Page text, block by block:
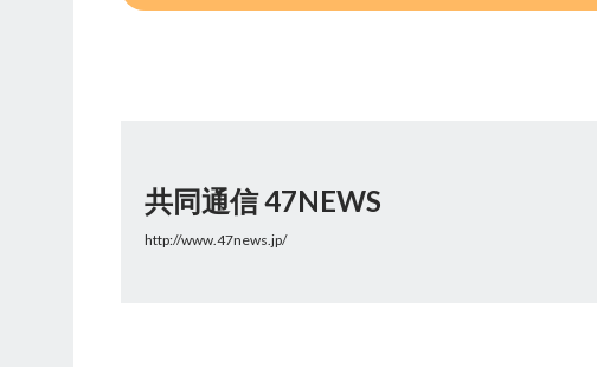
共同通信 47NEWS
http://www.47news.jp/